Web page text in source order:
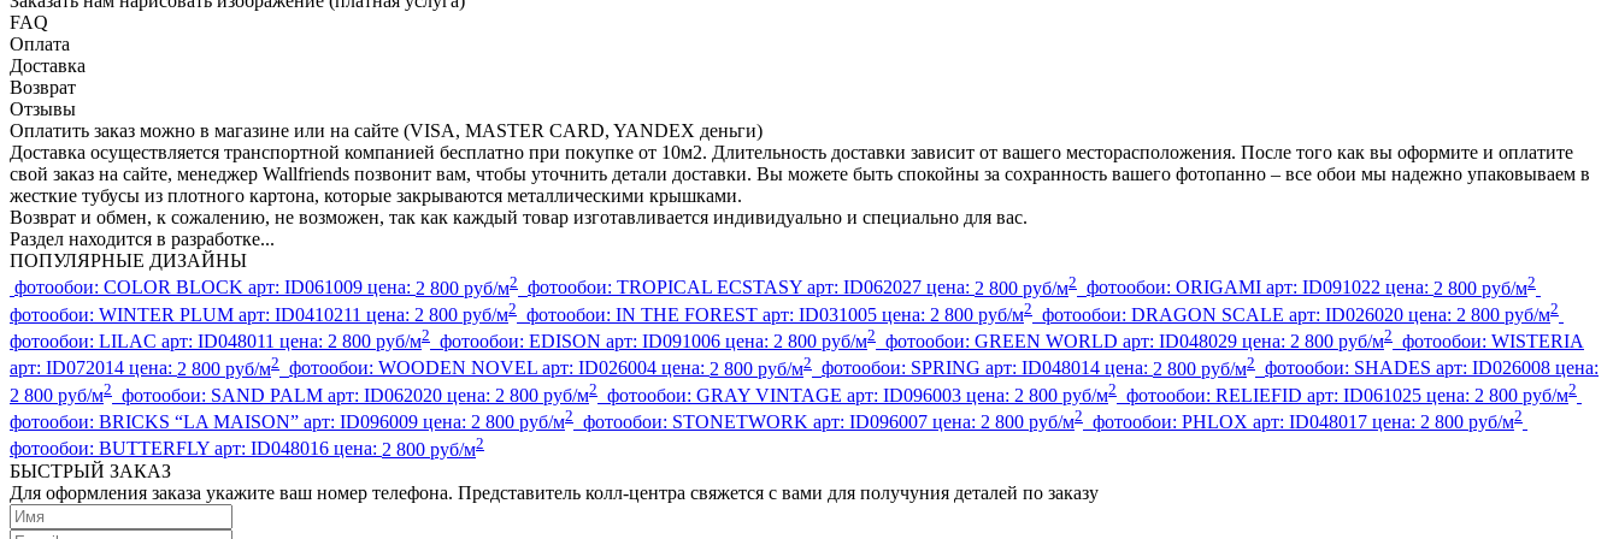
FAQ
Оплата
Доставка
Возврат
Отзывы
Оплатить заказ можно в магазине или на сайте (VISA, MASTER CARD, YANDEX деньги)
Доставка осуществляется транспортной компанией бесплатно при покупке от 10м2. Длительность доставки зависит от вашего месторасположения. После того как вы оформите и оплатите
свой заказ на сайте, менеджер Wallfriends позвонит вам, чтобы уточнить детали доставки. Вы можете быть спокойны за сохранность вашего фотопанно – все обои мы надежно упаковываем в
жесткие тубусы из плотного картона, которые закрываются металлическими крышками.
Возврат и обмен, к сожалению, не возможен, так как каждый товар изготавливается индивидуально и специально для вас.
Раздел находится в разработке...
ПОПУЛЯРНЫЕ ДИЗАЙНЫ
фотообои: COLOR BLOCK арт: ID061009 цена: 2 800 руб/м2 фотообои: TROPICAL ECSTASY арт: ID062027 цена: 2 800 руб/м2 фотообои: ORIGAMI арт: ID091022 цена: 2 800 руб/м2
фотообои: WINTER PLUM арт: ID0410211 цена: 2 800 руб/м2 фотообои: IN THE FOREST арт: ID031005 цена: 2 800 руб/м2 фотообои: DRAGON SCALE арт: ID026020 цена: 2 800 руб/м2
фотообои: LILAC арт: ID048011 цена: 2 800 руб/м2 фотообои: EDISON арт: ID091006 цена: 2 800 руб/м2 фотообои: GREEN WORLD арт: ID048029 цена: 2 800 руб/м2 фотообои: WISTERIA
арт: ID072014 цена: 2 800 руб/м2 фотообои: WOODEN NOVEL арт: ID026004 цена: 2 800 руб/м2 фотообои: SPRING арт: ID048014 цена: 2 800 руб/м2 фотообои: SHADES арт: ID026008 цена:
2 800 руб/м2 фотообои: SAND PALM арт: ID062020 цена: 2 800 руб/м2 фотообои: GRAY VINTAGE арт: ID096003 цена: 2 800 руб/м2 фотообои: RELIEFID арт: ID061025 цена: 2 800 руб/м2
фотообои: BRICKS “LA MAISON” арт: ID096009 цена: 2 800 руб/м2 фотообои: STONETWORK арт: ID096007 цена: 2 800 руб/м2 фотообои: PHLOX арт: ID048017 цена: 2 800 руб/м2
фотообои: BUTTERFLY арт: ID048016 цена: 2 800 руб/м2
БЫСТРЫЙ ЗАКАЗ
Для оформления заказа укажите ваш номер телефона. Представитель колл-центра свяжется с вами для получуния деталей по заказу